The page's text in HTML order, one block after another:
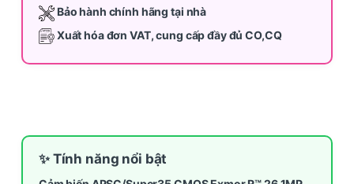
Bảo hành chính hãng tại nhà
Xuất hóa đơn VAT, cung cấp đầy đủ CO,CQ
✨ Tính năng nổi bật